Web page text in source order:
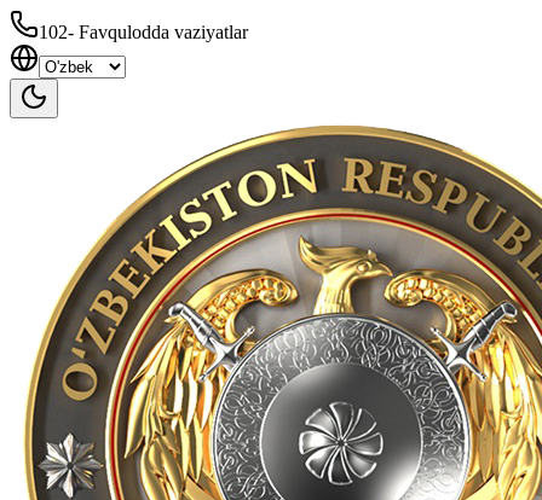
102- Favqulodda vaziyatlar